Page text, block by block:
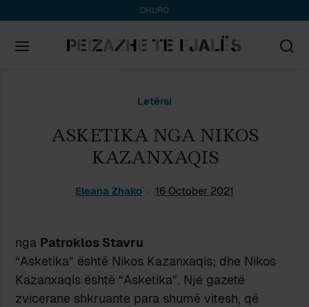
DHURO
Letërsi
ASKETIKA NGA NIKOS
KAZANXAQIS
Eleana Zhako 16 October 2021
nga Patroklos Stavru
“Asketika” është Nikos Kazanxaqis; dhe Nikos
Kazanxaqis është “Asketika”. Një gazetë
zvicerane shkruante para shumë vitesh, që